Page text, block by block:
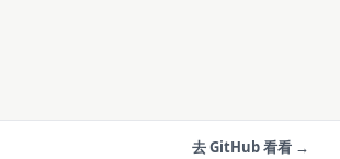
去 GitHub 看看 →